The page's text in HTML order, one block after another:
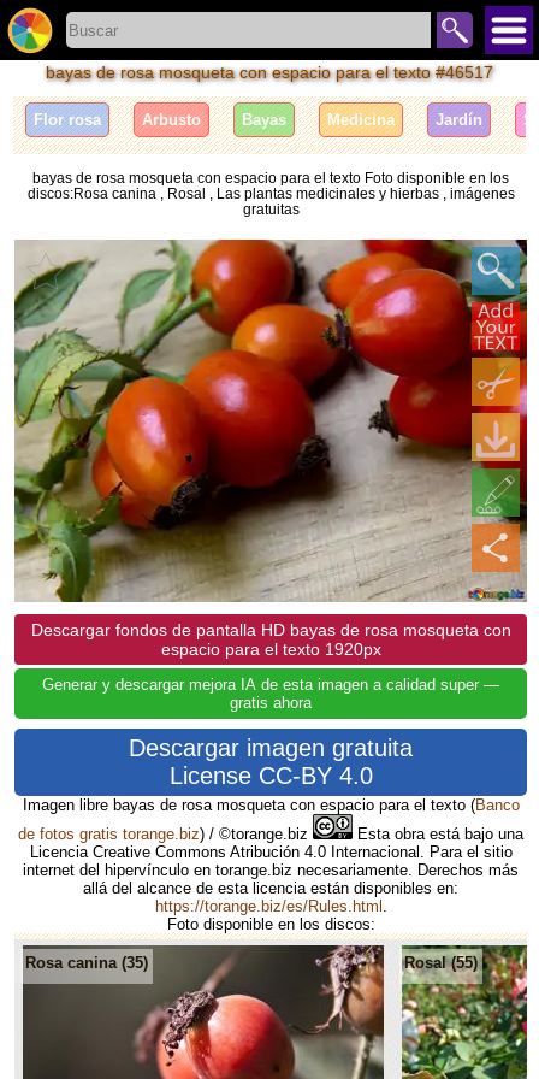
bayas de rosa mosqueta con espacio para el texto #46517
Flor rosa Arbusto Bayas Medicina Jardín
bayas de rosa mosqueta con espacio para el texto Foto disponible en los
discos:Rosa canina , Rosal , Las plantas medicinales y hierbas , imágenes
gratuitas
Descargar fondos de pantalla HD bayas de rosa mosqueta con
espacio para el texto 1920px
Generar y descargar mejora IA de esta imagen a calidad super —
gratis ahora
Descargar imagen gratuita
License CC-BY 4.0
Imagen libre bayas de rosa mosqueta con espacio para el texto (Banco
de fotos gratis torange.biz) / ©torange.biz
Esta obra está bajo una
Licencia Creative Commons Atribución 4.0 Internacional. Para el sitio
internet del hipervínculo en torange.biz necesariamente. Derechos más
allá del alcance de esta licencia están disponibles en:
https://torange.biz/es/Rules.html
Foto disponible en los discos:
Rosa canina (35) Rosal (55)